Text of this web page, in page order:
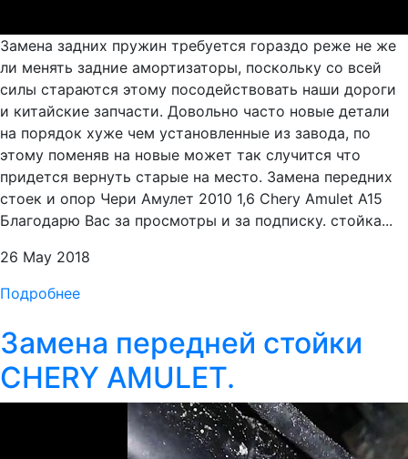
Замена задних пружин требуется гораздо реже не же
ли менять задние амортизаторы, поскольку со всей
силы стараются этому посодействовать наши дороги
и китайские запчасти. Довольно часто новые детали
на порядок хуже чем установленные из завода, по
этому поменяв на новые может так случится что
придется вернуть старые на место. Замена передних
стоек и опор Чери Амулет 2010 1,6 Chery Amulet A15
Благодарю Вас за просмотры и за подписку. стойка...
26 May 2018
Подробнее
Замена передней стойки
CHERY AMULET.